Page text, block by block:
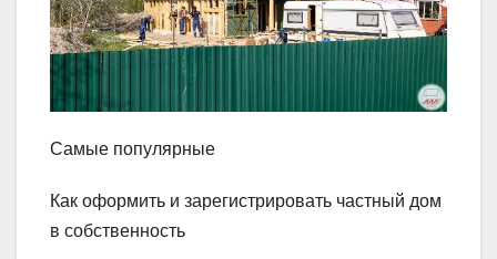
Самые популярные
Как оформить и зарегистрировать частный дом
в собственность